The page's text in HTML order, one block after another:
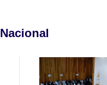
Nacional